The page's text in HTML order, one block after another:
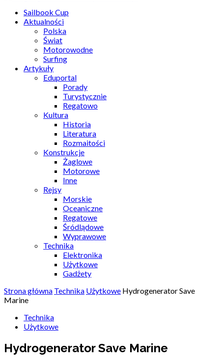
Sailbook Cup
Aktualności
Polska
Świat
Motorowodne
Surfing
Artykuły
Eduportal
Porady
Turystycznie
Regatowo
Kultura
Historia
Literatura
Rozmaitości
Konstrukcje
Żaglowe
Motorowe
Inne
Rejsy
Morskie
Oceaniczne
Regatowe
Śródlądowe
Wyprawowe
Technika
Elektronika
Użytkowe
Gadżety
Strona główna Technika Użytkowe Hydrogenerator Save
Marine
Technika
Użytkowe
Hydrogenerator Save Marine